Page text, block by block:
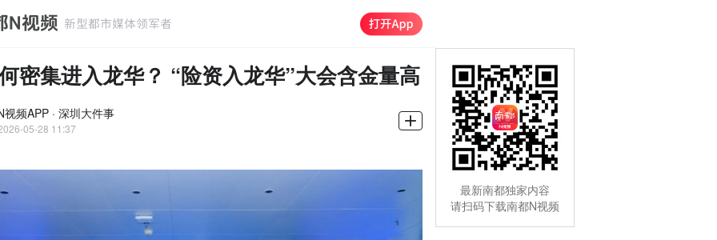
密集进入龙华？ “险资入龙华”大会含金量高
视频APP · 深圳大件事
05-28 11:37
最新南都独家内容
请扫码下载南都N视频